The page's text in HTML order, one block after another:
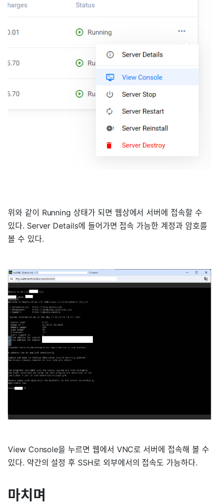
위와 같이 Running 상태가 되면 웹상에서 서버에 접속할 수
있다. Server Details에 들어가면 접속 가능한 계정과 암호를
볼 수 있다.
View Console을 누르면 웹에서 VNC로 서버에 접속해 볼 수
있다. 약간의 설정 후 SSH로 외부에서의 접속도 가능하다.
마치며